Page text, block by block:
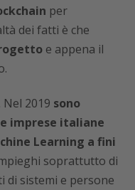
per
dei fatti è che
e appena il
2019 sono
imprese italiane
Learning a fini
soprattutto di
di sistemi e persone